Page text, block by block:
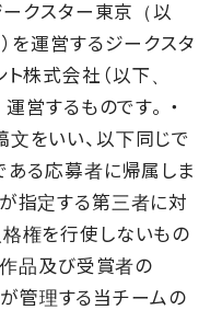
ークスター東京（以
を運営するジークスタ
株式会社（以下、
運営するものです。 ・
をいい、以下同じで
ある応募者に帰属しま
指定する第三者に対
権を行使しないもの
作品及び受賞者の
管理する当チームの